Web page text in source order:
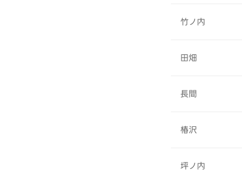
竹ノ内
田畑
長間
椿沢
坪ノ内